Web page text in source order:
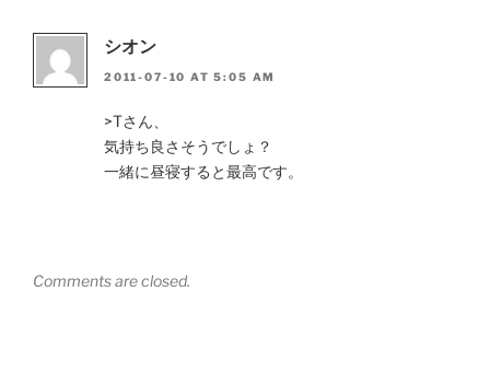
シオン
2011-07-10 AT 5:05 AM
>Tさん、
気持ち良さそうでしょ？
一緒に昼寝すると最高です。
Comments are closed.